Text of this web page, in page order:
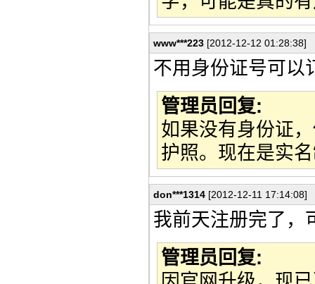
www***223 [2012-12-12 01:28:38]
不用身份证号可以
管理员回复:
如果没有身份证
护照。现在是实
don***1314 [2012-12-11 17:14:08]
我前天注册完了，
管理员回复: